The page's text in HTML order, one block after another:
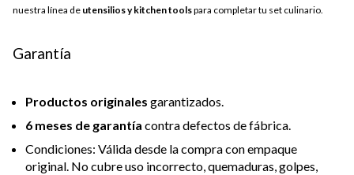
nuestra línea de utensilios y kitchen toolspara completar tu set culinario.
Garantía
Productos originales garantizados.
6 meses de garantía contra defectos de fábrica.
Condiciones: Válida desde la compra con empaque
original. No cubre uso incorrecto, quemaduras, golpes,